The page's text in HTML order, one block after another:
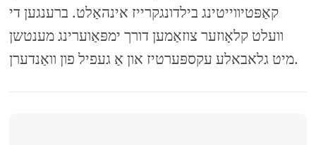
קאַפּטיווייטינג בילדונגקרייז אינהאַלט. ברענגען די
וועלט קלאָוזער צוזאַמען דורך ימפּאַוערינג מענטשן
מיט גלאבאלע עקספּערטיז און אַ געפיל פון וואַנדערן.